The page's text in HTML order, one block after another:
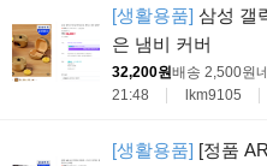
[생활용품] 삼성 갤
은 냄비 커버
32,200원배송 2,500원
21:48
lkm9105
[생활용품] [정품